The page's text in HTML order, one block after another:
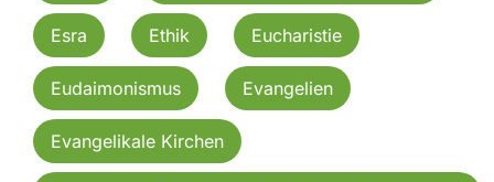
Esra Ethik Eucharistie
Eudaimonismus Evangelien
Evangelikale Kirchen